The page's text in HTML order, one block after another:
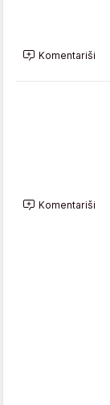
Komentariši
Komentariši